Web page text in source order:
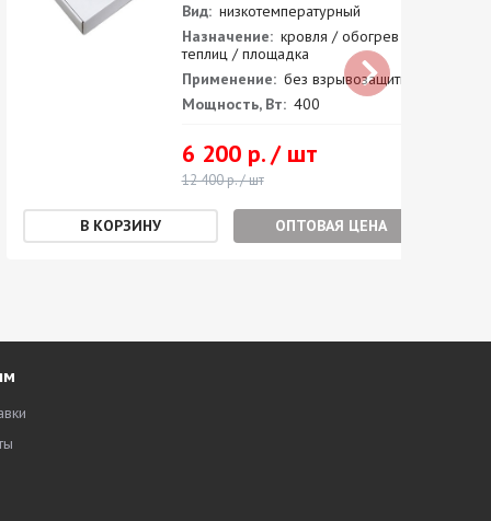
Вид: низкотемпературный
Назначение: кровля / обогрев
теплиц / площадка
Применение: без взрывозащиты
Мощность, Вт: 400
6 200 р. / шт
12 400 р. / шт
ОПТОВАЯ ЦЕНА